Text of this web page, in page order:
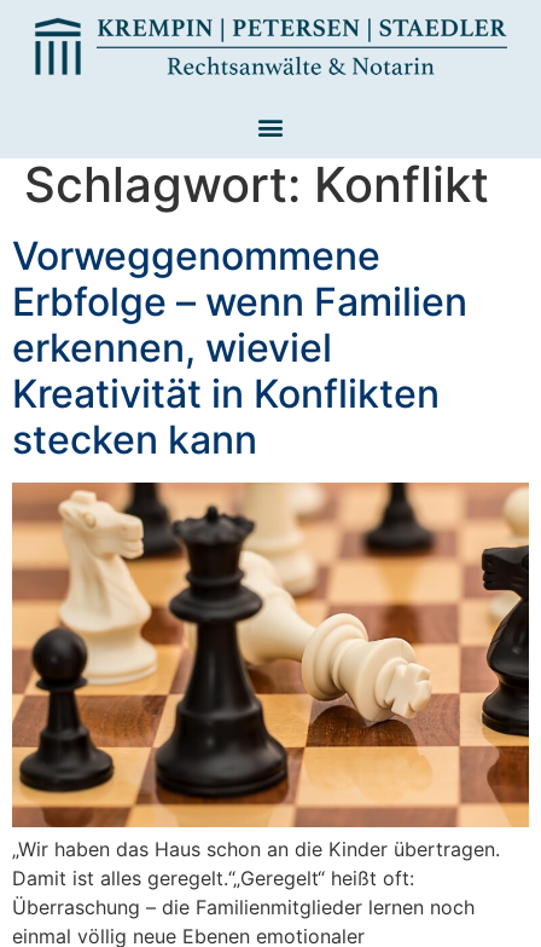
Schlagwort: Konflikt
Vorweggenommene
Erbfolge – wenn Familien
erkennen, wieviel
Kreativität in Konflikten
stecken kann
„Wir haben das Haus schon an die Kinder übertragen.
Damit ist alles geregelt.“„Geregelt“ heißt oft:
Überraschung – die Familienmitglieder lernen noch
einmal völlig neue Ebenen emotionaler